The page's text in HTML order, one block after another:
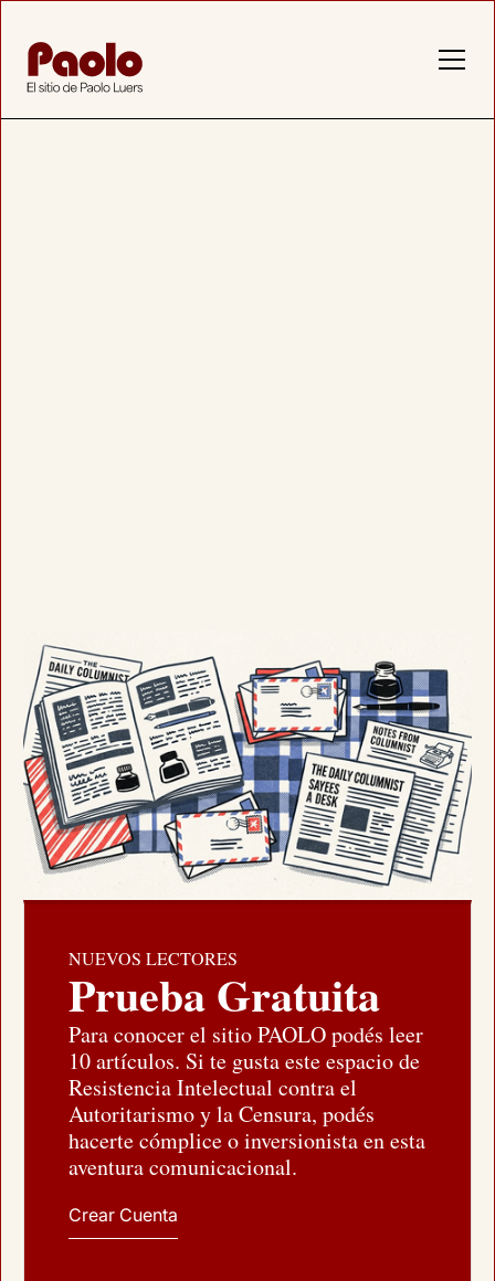
NUEVOS LECTORES
Prueba Gratuita
Para conocer el sitio PAOLO podés leer
10 artículos. Si te gusta este espacio de
Resistencia Intelectual contra el
Autoritarismo y la Censura, podés
hacerte cómplice o inversionista en esta
aventura comunicacional.
Crear Cuenta